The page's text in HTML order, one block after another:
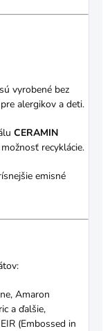
vyrobené bez
alergikov a deti.
CERAMIN
recyklácie.
emisné
Amaron
a ďalšie,
(Embossed in